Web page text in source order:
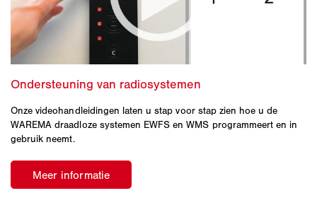
Onze videohandleidingen laten u stap voor stap zien hoe u de
WAREMA draadloze systemen EWFS en WMS programmeert en in
gebruik neemt.